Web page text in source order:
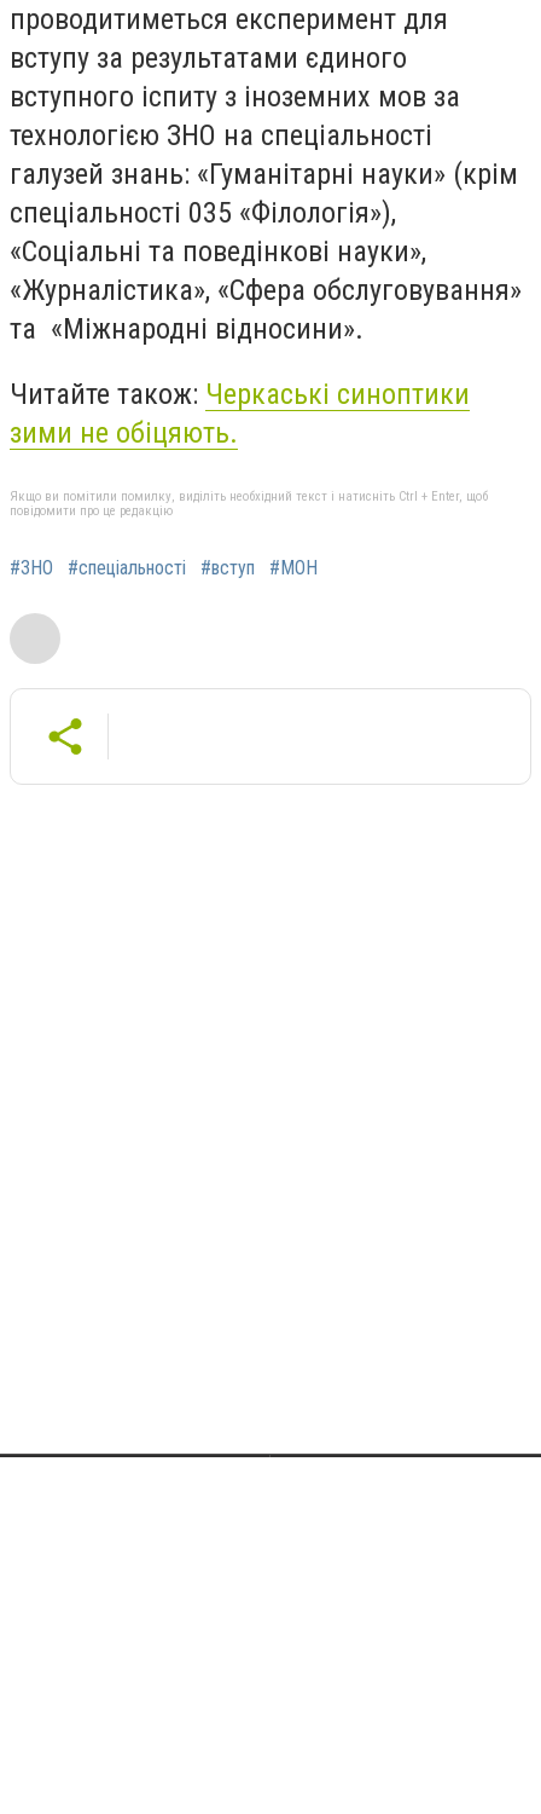
проводитиметься експеримент для
вступу за результатами єдиного
вступного іспиту з іноземних мов за
технологією ЗНО на спеціальності
галузей знань: «Гуманітарні науки» (крім
спеціальності 035 «Філологія»),
«Соціальні та поведінкові науки»,
«Журналістика», «Сфера обслуговування»
та «Міжнародні відносини».
Читайте також: Черкаські синоптики
зими не обіцяють.
Якщо ви помітили помилку, виділіть необхідний текст і натисніть Ctrl + Enter, щоб
повідомити про це редакцію
#ЗНО #спеціальності #вступ #МОН